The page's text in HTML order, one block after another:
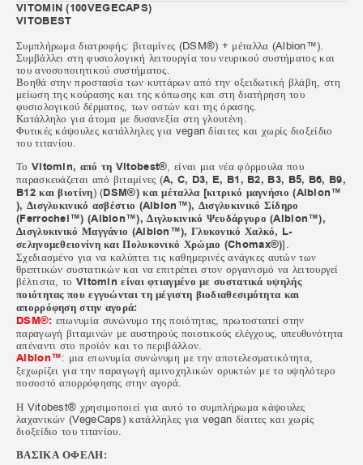
VITOMIN (100VEGECAPS)
VITOBEST
Συμπλήρωμα διατροφής: βιταμίνες (DSM®) + μέταλλα (Albion™).
Συμβάλλει στη φυσιολογική λειτουργία του νευρικού συστήματος και
του ανοσοποιητικού συστήματος.
Βοηθά στην προστασία των κυττάρων από την οξειδωτική βλάβη, στη
μείωση της κούρασης και της κόπωσης και στη διατήρηση του
φυσιολογικού δέρματος, των οστών και της όρασης.
Κατάλληλο για άτομα με δυσανεξία στη γλουτένη.
Φυτικές κάψουλες κατάλληλες για vegan δίαιτες και χωρίς διοξείδιο
του τιτανίου.
Το Vitomin, από τη Vitobest®, είναι μια νέα φόρμουλα που
παρασκευάζεται από βιταμίνες (A, C, D3, E, B1, B2, B3, B5, B6, B9,
B12 και βιοτίνη) (DSM®) και μέταλλα [κιτρικό μαγνήσιο (Albion™
), Δισγλυκινικό ασβέστιο (Albion™), Δισγλυκινικό Σίδηρο
(Ferrochel™) (Albion™), Διγλυκινικό Ψευδάργυρο (Albion™),
Δισγλυκινικό Μαγγάνιο (Albion™), Γλυκονικό Χαλκό, L-
σεληνομεθειονίνη και Πολυκονικό Χρώμιο (Chomax®)].
Σχεδιασμένο για να καλύπτει τις καθημερινές ανάγκες αυτών των
θρεπτικών συστατικών και να επιτρέπει στον οργανισμό να λειτουργεί
βέλτιστα, το Vitomin είναι φτιαγμένο με συστατικά υψηλής
ποιότητας που εγγυώνται τη μέγιστη βιοδιαθεσιμότητα και
απορρόφηση στην αγορά:
DSM®: επωνυμία συνώνυμο της ποιότητας, πρωτοστατεί στην
παραγωγή βιταμινών με αυστηρούς ποιοτικούς ελέγχους, υπευθυνότητα
απέναντι στο προϊόν και το περιβάλλον.
Albion™: μια επωνυμία συνώνυμη με την αποτελεσματικότητα,
ξεχωρίζει για την παραγωγή αμινοχηλικών ορυκτών με το υψηλότερο
ποσοστό απορρόφησης στην αγορά.
Η Vitobest® χρησιμοποιεί για αυτό το συμπλήρωμα κάψουλες
λαχανικών (VegeCaps) κατάλληλες για vegan δίαιτες και χωρίς
διοξείδιο του τιτανίου.
ΒΑΣΙΚΑ ΟΦΕΛΗ: